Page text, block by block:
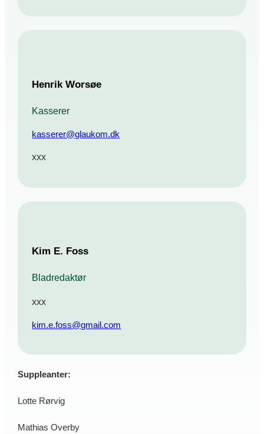
Henrik Worsøe
Kasserer
kasserer@glaukom.dk
xxx
Kim E. Foss
Bladredaktør
xxx
kim.e.foss@gmail.com
Suppleanter:
Lotte Rørvig
Mathias Overby